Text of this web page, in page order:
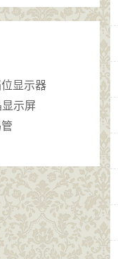
显示器
显示屏